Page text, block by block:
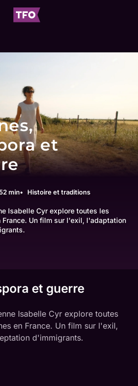
et
min Histoire et traditions
Isabelle Cyr explore toutes les
France. Un film sur l'exil, l'adaptation
et guerre
Isabelle Cyr explore toutes
en France. Un film sur l'exil,
d'immigrants.